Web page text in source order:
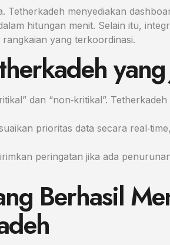
Tetherkadeh menyediakan
hitungan menit. Selain itu,
yang terkoordinasi.
dan “non‑kritikal”.
prioritas data secara
peringatan jika ada
Berhasil